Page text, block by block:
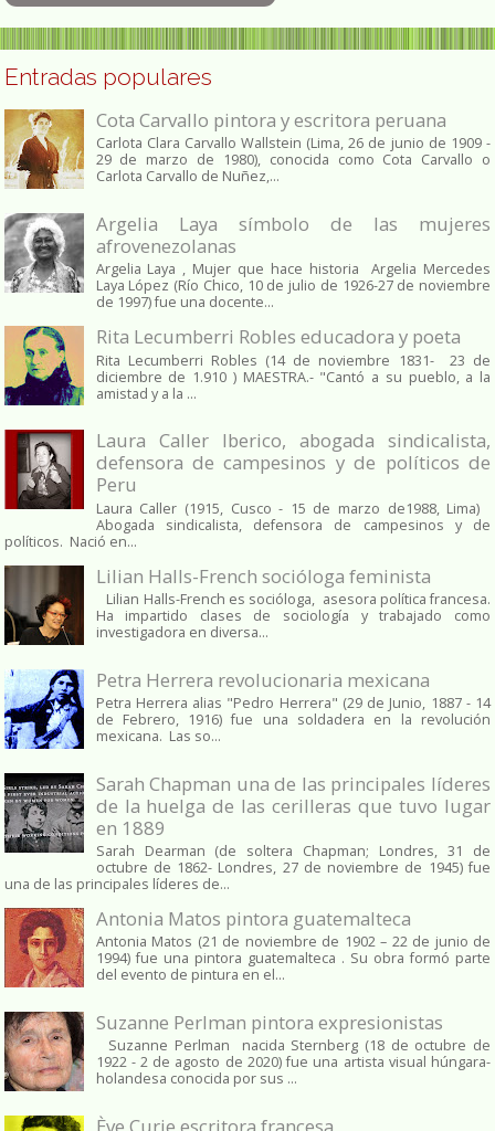
Entradas populares
Cota Carvallo pintora y escritora peruana
Carlota Clara Carvallo Wallstein (Lima, 26 de junio de 1909 -
29 de marzo de 1980), conocida como Cota Carvallo o
Carlota Carvallo de Nuñez,...
Argelia Laya símbolo de las mujeres
afrovenezolanas
Argelia Laya , Mujer que hace historia Argelia Mercedes
Laya López (Río Chico, 10 de julio de 1926-27 de noviembre
de 1997) fue una docente...
Rita Lecumberri Robles educadora y poeta
Rita Lecumberri Robles (14 de noviembre 1831- 23 de
diciembre de 1.910 ) MAESTRA.- "Cantó a su pueblo, a la
amistad y a la ...
Laura Caller Iberico, abogada sindicalista,
defensora de campesinos y de políticos de
Peru
Laura Caller (1915, Cusco - 15 de marzo de1988, Lima)
Abogada sindicalista, defensora de campesinos y de
políticos. Nació en...
Lilian Halls-French socióloga feminista
Lilian Halls-French es socióloga, asesora política francesa.
Ha impartido clases de sociología y trabajado como
investigadora en diversa...
Petra Herrera revolucionaria mexicana
Petra Herrera alias "Pedro Herrera" (29 de Junio, 1887 - 14
de Febrero, 1916) fue una soldadera en la revolución
mexicana. Las so...
Sarah Chapman una de las principales líderes
de la huelga de las cerilleras que tuvo lugar
en 1889
Sarah Dearman (de soltera Chapman; Londres, 31 de
octubre de 1862​- Londres, 27 de noviembre de 1945)​ fue
una de las principales líderes de...
Antonia Matos pintora guatemalteca
Antonia Matos (21 de noviembre de 1902 – 22 de junio de
1994) fue una pintora guatemalteca . Su obra formó parte
del evento de pintura en el...
Suzanne Perlman pintora expresionistas
Suzanne Perlman nacida Sternberg (18 de octubre de
1922 - 2 de agosto de 2020) fue una artista visual húngara-
holandesa conocida por sus ...